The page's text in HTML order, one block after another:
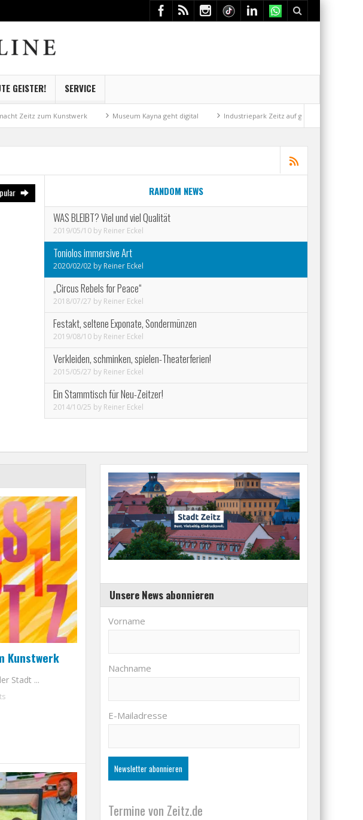
GEISTER! SERVICE
Kunstwerk Museum Kayna geht digital Industriepark Zeitz auf gutem Weg
RANDOM NEWS
WAS BLEIBT? Viel und viel Qualität
2019/05/10 by Reiner Eckel
Toniolos immersive Art
2020/02/02 by Reiner Eckel
„Circus Rebels for Peace“
2018/07/27 by Reiner Eckel
Festakt, seltene Exponate, Sondermünzen
2019/08/10 by Reiner Eckel
Verkleiden, schminken, spielen-Theaterferien!
2015/05/27 by Reiner Eckel
Ein Stammtisch für Neu-Zeitzer!
2014/10/25 by Reiner Eckel
Kunstwerk
Stadt ...
Unsere News abonnieren
Vorname
Nachname
E-Mailadresse
Termine von Zeitz.de